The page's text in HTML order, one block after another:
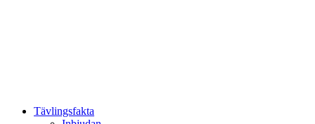
Tävlingsfakta